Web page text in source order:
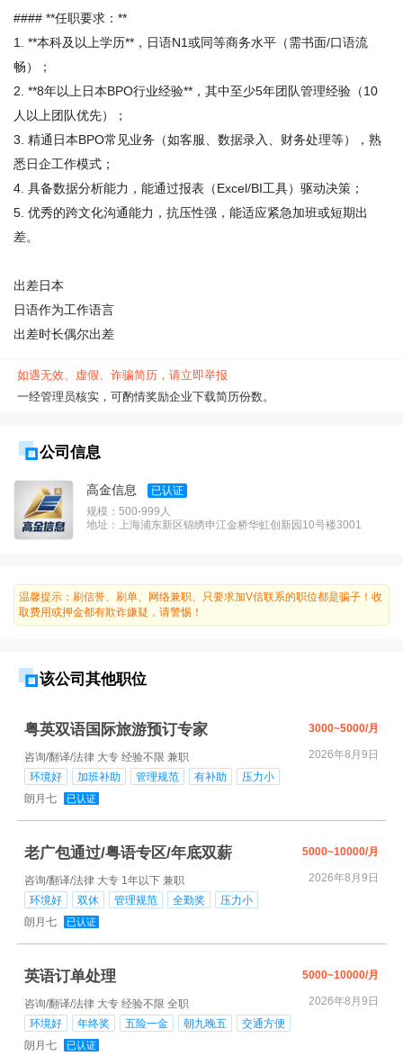
#### **任职要求：**
1. **本科及以上学历**，日语N1或同等商务水平（需书面/口语流
畅）；
2. **8年以上日本BPO行业经验**，其中至少5年团队管理经验（10
人以上团队优先）；
3. 精通日本BPO常见业务（如客服、数据录入、财务处理等），熟
悉日企工作模式；
4. 具备数据分析能力，能通过报表（Excel/BI工具）驱动决策；
5. 优秀的跨文化沟通能力，抗压性强，能适应紧急加班或短期出
差。
出差日本
日语作为工作语言
出差时长偶尔出差
如遇无效、虚假、诈骗简历，请立即举报
一经管理员核实，可酌情奖励企业下载简历份数。
公司信息
高金信息
已认证
规模：500-999人
地址：上海浦东新区锦绣申江金桥华虹创新园10号楼3001
温馨提示：刷信誉、刷单、网络兼职、只要求加V信联系的职位都是骗子！收
取费用或押金都有欺诈嫌疑，请警惕！
该公司其他职位
粤英双语国际旅游预订专家 3000~5000/月
咨询/翻译/法律 大专 经验不限 兼职
2026年8月9日
环境好
加班补助 管理规范 有补助
压力小
朗月七
已认证
老广包通过/粤语专区/年底双薪 5000~10000/月
咨询/翻译/法律 大专 1年以下 兼职
2026年8月9日
环境好
双休 管理规范 全勤奖
压力小
朗月七
已认证
英语订单处理 5000~10000/月
咨询/翻译/法律 大专 经验不限 全职
2026年8月9日
环境好
年终奖 五险一金 朝九晚五
交通方便
朗月七
已认证